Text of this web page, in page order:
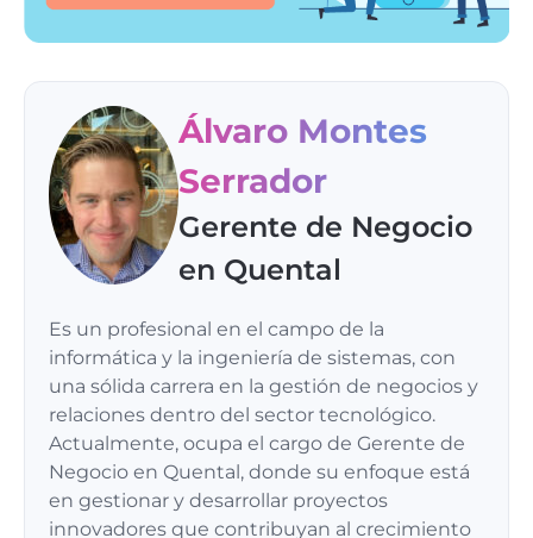
Álvaro Montes
Serrador
Gerente de Negocio
en Quental
Es un profesional en el campo de la
informática y la ingeniería de sistemas, con
una sólida carrera en la gestión de negocios y
relaciones dentro del sector tecnológico.
Actualmente, ocupa el cargo de Gerente de
Negocio en Quental, donde su enfoque está
en gestionar y desarrollar proyectos
innovadores que contribuyan al crecimiento